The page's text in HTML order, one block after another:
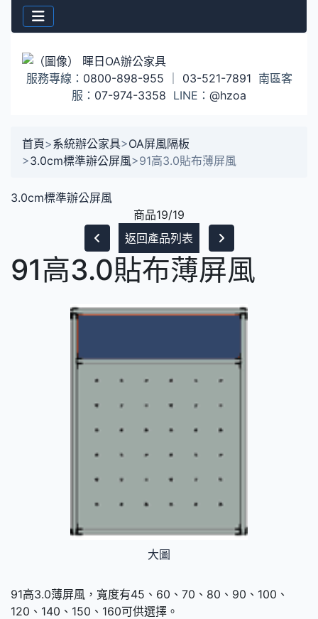
服務專線： 0800-898-955 03-521-7891 南區客
服： 07-974-3358 LINE： @hzoa
首頁>系統辦公家具>OA屏風隔板
>3.0cm標準辦公屏風>91高3.0貼布薄屏風
3.0cm標準辦公屏風
商品19/19
返回產品列表
91高3.0貼布薄屏風
大圖
91高3.0薄屏風，寬度有45、60、70、80、90、100、
120、140、150、160可供選擇。